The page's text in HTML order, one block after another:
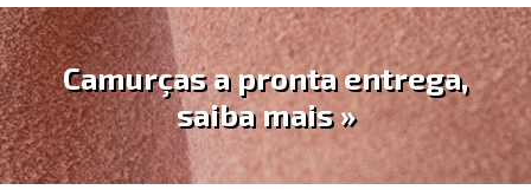
Camurças a pronta entrega,
saiba mais »